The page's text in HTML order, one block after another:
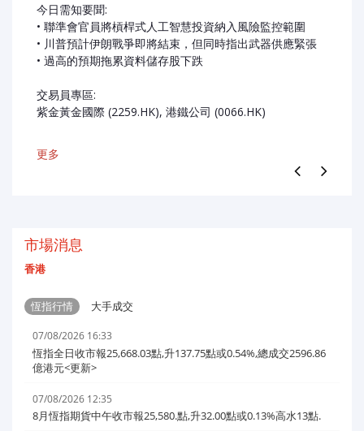
今日需知要聞:
• 聯準會官員將槓桿式人工智慧投資納入風險監控範圍
• 川普預計伊朗戰爭即將結束，但同時指出武器供應緊張
• 過高的預期拖累資料儲存股下跌
交易員專區:
紫金黃金國際 (2259.HK), 港鐵公司 (0066.HK)
更多
市場消息
香港